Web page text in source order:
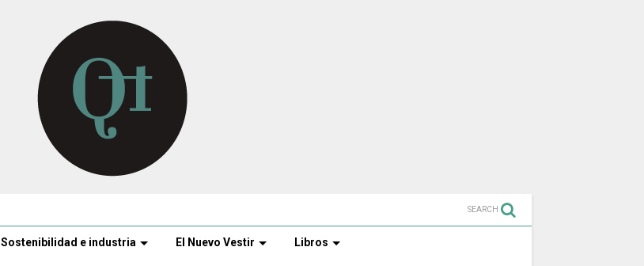
SEARCH
Sostenibilidad e industria El Nuevo Vestir Libros